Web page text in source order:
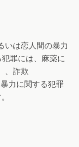
いは恋人間の暴力
罪には、麻薬に
、詐欺
力に関する犯罪